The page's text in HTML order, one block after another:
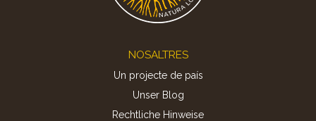
NOSALTRES
Un projecte de país
Unser Blog
Rechtliche Hinweise